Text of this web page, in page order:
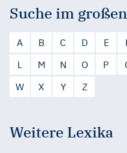
Suche im
A B C D E
L
M N O P
W
X Y Z
Weitere Lexika